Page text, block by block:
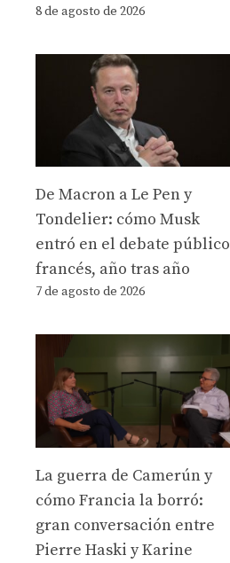
8 de agosto de 2026
De Macron a Le Pen y
Tondelier: cómo Musk
entró en el debate público
francés, año tras año
7 de agosto de 2026
La guerra de Camerún y
cómo Francia la borró:
gran conversación entre
Pierre Haski y Karine